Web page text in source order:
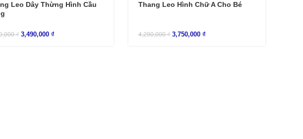
Leo Dây Thừng Hình Cầu
₫ 3,490,000 ₫
Thang Leo Hình Chữ A Cho Bé
4,290,000₫ 3,750,000₫